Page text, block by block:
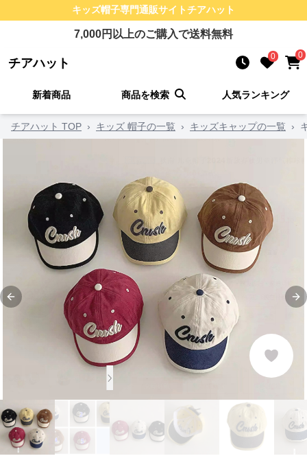
キッズ帽子専門通販サイトチアハット
7,000円以上のご購入で送料無料
チアハット 0 0
新着商品 商品を検索 人気ランキング
チアハット TOP › キッズ 帽子の一覧 › キッズキャップの一覧 ›
Previous slide